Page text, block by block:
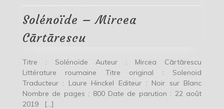
Solénoïde – Mircea
Cārtārescu
Titre : Solénoïde Auteur : Mircea Cārtārescu
Littérature roumaine Titre original : Solenoid
Traducteur : Laure Hinckel Editeur : Noir sur Blanc
Nombre de pages : 800 Date de parution : 22 août
2019 […]